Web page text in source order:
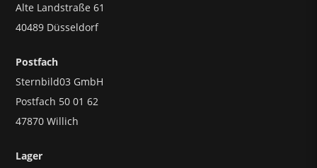
Alte Landstraße 61
40489 Düsseldorf
Postfach
Sternbild03 GmbH
Postfach 50 01 62
47870 Willich
Lager